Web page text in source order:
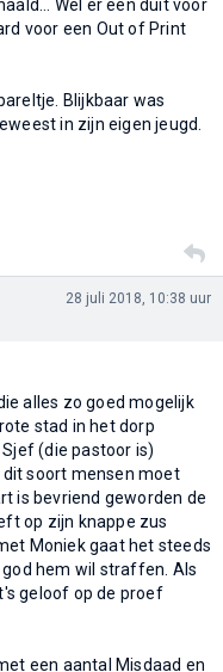
Wel er een duit voor
voor een Out of Print
Blijkbaar was
in zijn eigen jeugd.
28 juli 2018, 10:38 uur
alles zo goed mogelijk
stad in het dorp
(die pastoor is)
soort mensen moet
is bevriend geworden de
op zijn knappe zus
Moniek gaat het steeds
hem wil straffen. Als
geloof op de proef
een aantal Misdaad en